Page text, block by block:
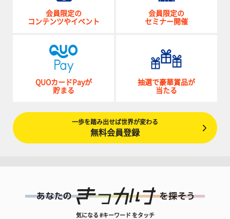
会員限定の
コンテンツやイベント
会員限定の
セミナー開催
QUOカードPayが
貯まる
抽選で豪華賞品が
当たる
一歩を踏み出せば世界が変わる
無料会員登録
気になる #キーワード をタッチ